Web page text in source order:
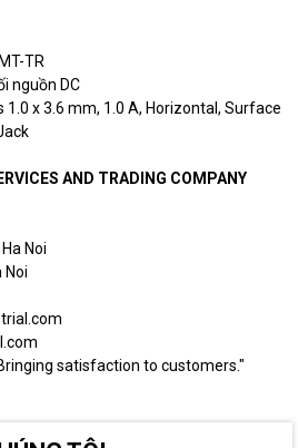
TR
nguồn DC
1.0 x 3.6 mm, 1.0 A, Horizontal, Surface
AND TRADING COMPANY
Noi
Noi
satisfaction to customers."